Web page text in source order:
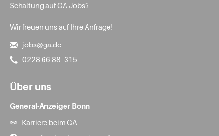
Schaltung auf GA Jobs?
Wir freuen uns auf Ihre Anfrage!
jobs@ga.de
0228 66 88 -315
Über uns
General-Anzeiger Bonn
Karriere beim GA